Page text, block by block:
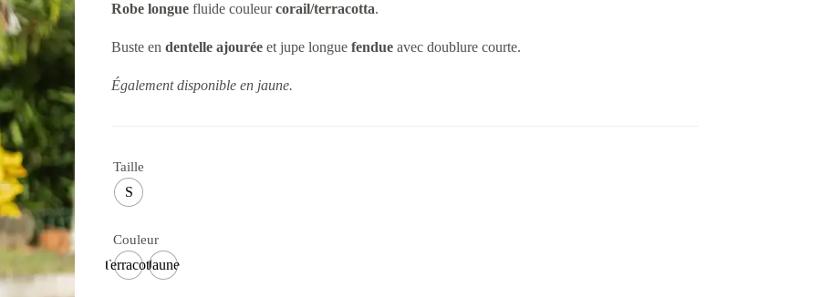
Robe longue fluide couleurcorail/terracotta.
Buste endentelle ajourée et jupe longuefendue avec doublure courte.
Également disponible en jaune.
Taille
S
Couleur
TerracotaJaune